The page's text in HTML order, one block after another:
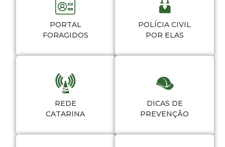
PORTAL
FORAGIDOS
POLÍCIA CIVIL
POR ELAS
REDE
CATARINA
DICAS DE
PREVENÇÃO